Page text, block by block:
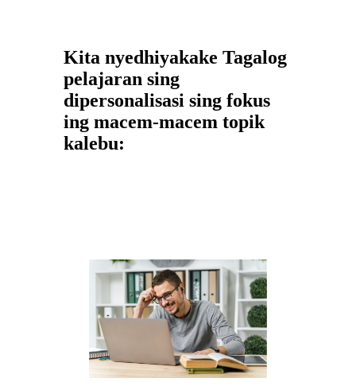
Kita nyedhiyakake Tagalog
pelajaran sing
dipersonalisasi sing fokus
ing macem-macem topik
kalebu: